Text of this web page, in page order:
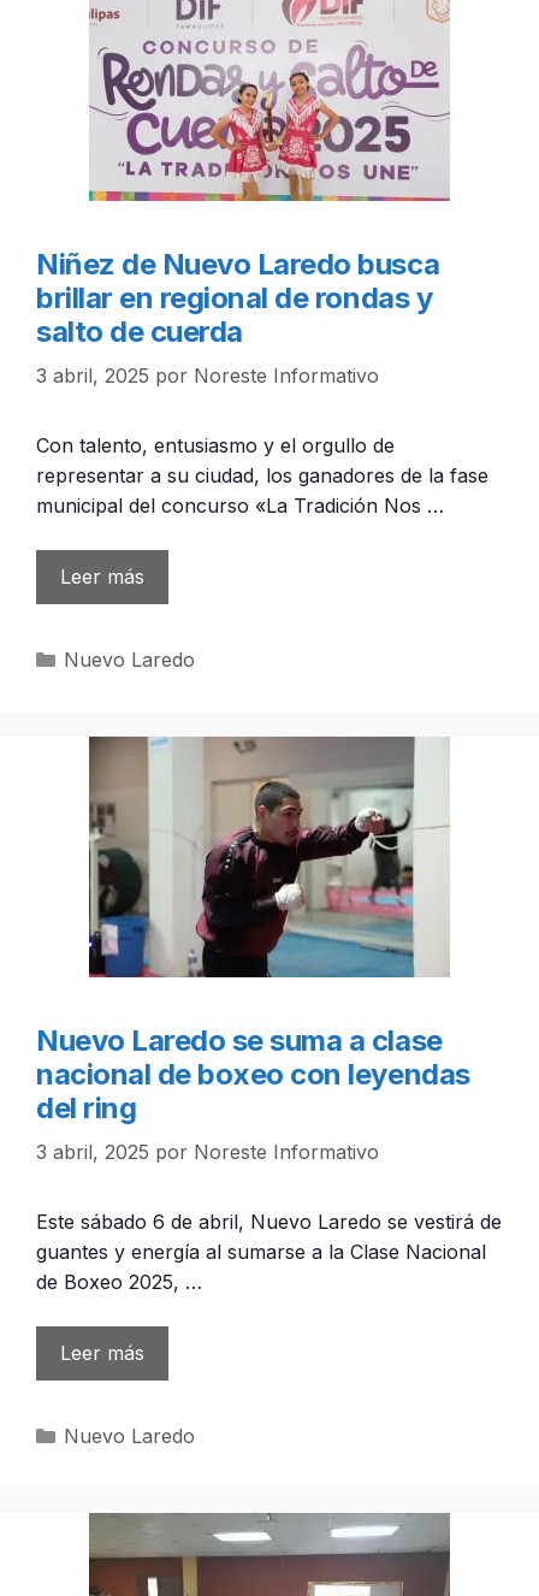
Niñez de Nuevo Laredo busca
brillar en regional de rondas y
salto de cuerda
3 abril, 2025 por Noreste Informativo
Con talento, entusiasmo y el orgullo de
representar a su ciudad, los ganadores de la fase
municipal del concurso «La Tradición Nos …
Leer más
Categorías
Nuevo Laredo
Nuevo Laredo se suma a clase
nacional de boxeo con leyendas
del ring
3 abril, 2025 por Noreste Informativo
Este sábado 6 de abril, Nuevo Laredo se vestirá de
guantes y energía al sumarse a la Clase Nacional
de Boxeo 2025, …
Leer más
Categorías
Nuevo Laredo